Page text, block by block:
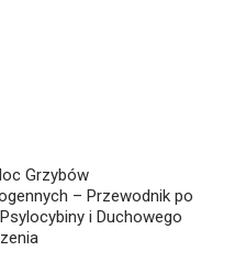
Grzybów
– Przewodnik po
i Duchowego